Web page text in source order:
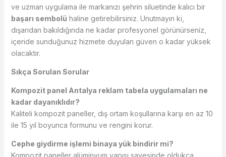
ve uzman uygulama ile markanızı şehrin siluetinde kalıcı bir
başarı sembolü haline getirebilirsiniz. Unutmayın ki,
dışarıdan bakıldığında ne kadar profesyonel görünürseniz,
içeride sunduğunuz hizmete duyulan güven o kadar yüksek
olacaktır.
Sıkça Sorulan Sorular
Kompozit panel Antalya reklam tabela uygulamaları ne
kadar dayanıklıdır?
Kaliteli kompozit paneller, dış ortam koşullarına karşı en az 10
ile 15 yıl boyunca formunu ve rengini korur.
Cephe giydirme işlemi binaya yük bindirir mi?
Kompozit paneller alüminyum yapısı sayesinde oldukça